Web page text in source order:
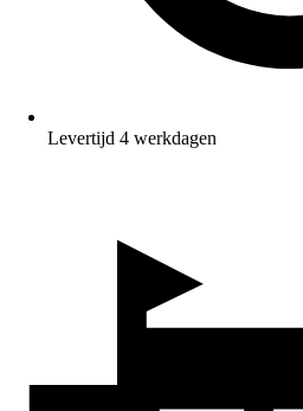
Levertijd 4 werkdagen